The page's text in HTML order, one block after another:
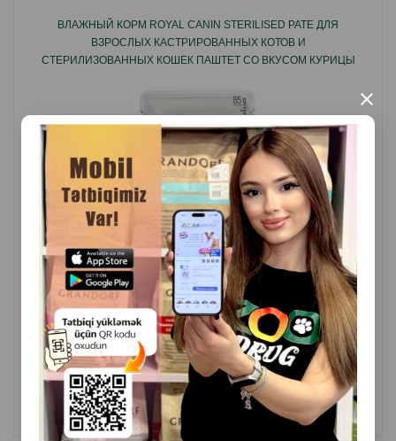
×
ВЛАЖНЫЙ КОРМ ROYAL CANIN STERILISED PATE ДЛЯ
ВЗРОСЛЫХ КАСТРИРОВАННЫХ КОТОВ И
СТЕРИЛИЗОВАННЫХ КОШЕК ПАШТЕТ СО ВКУСОМ КУРИЦЫ
Масса Цена
Купить
1 шт
3.50
КУПИТЬ